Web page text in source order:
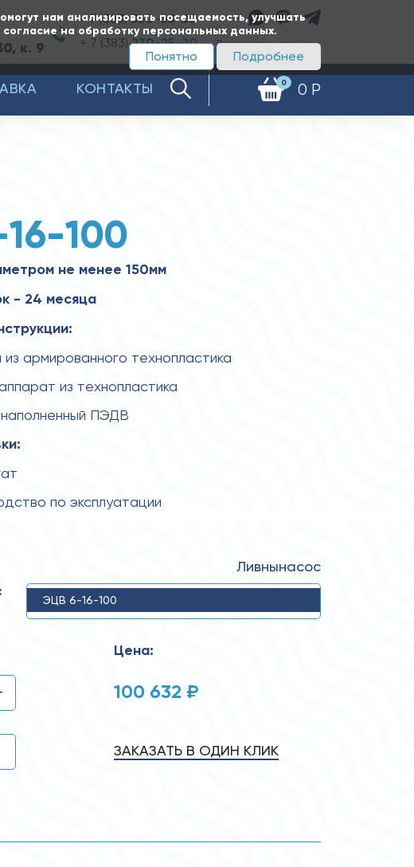
нам анализировать посещаемость, улучшать
на обработку персональных данных.
Подробнее
Понятно
к. 9
+ 7 (383)350-65-20
+ 7 (383)230-25-20 Заказать звонок
0 0 Р
КОНТАКТЫ
100
не менее 150мм
- 24 месяца
армированного технопластика
из технопластика
ПЭДВ
по эксплуатации
Ливнынасос
ЭЦВ 6-16-100
Цена:
100 632 ₽
ЗАКАЗАТЬ В ОДИН КЛИК